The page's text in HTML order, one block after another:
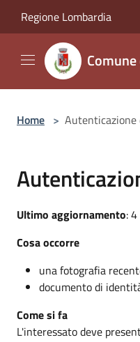
Regione Lombardia
Home >
Ultimo aggiornamento:
Cosa occorre
una fotografia
documento di
Come si fa
L'interessato deve